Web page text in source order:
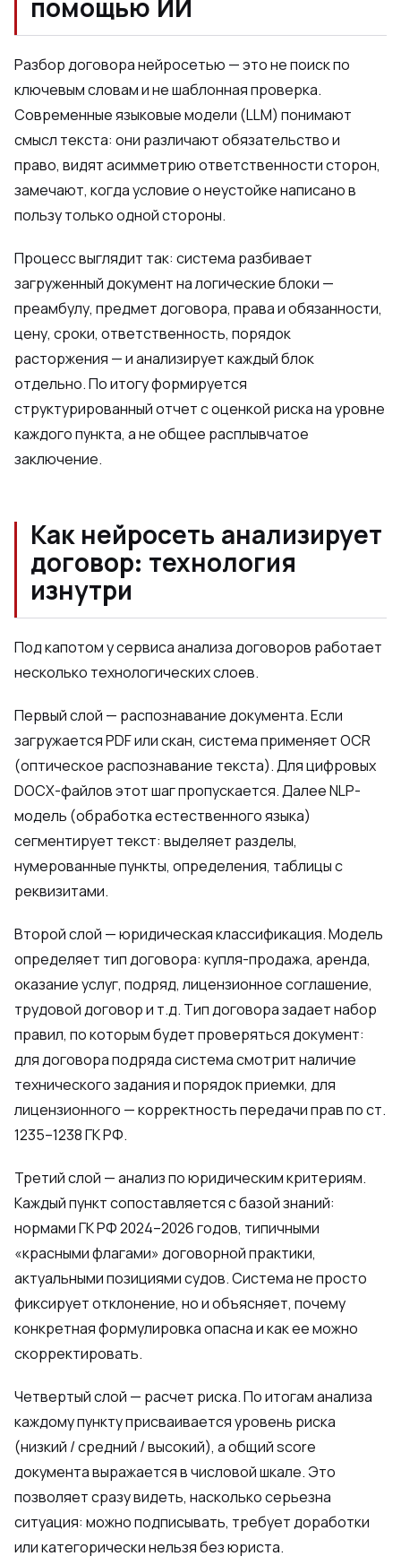
помощью ИИ
Разбор договора нейросетью — это не поиск по
ключевым словам и не шаблонная проверка.
Современные языковые модели (LLM) понимают
смысл текста: они различают обязательство и
право, видят асимметрию ответственности сторон,
замечают, когда условие о неустойке написано в
пользу только одной стороны.
Процесс выглядит так: система разбивает
загруженный документ на логические блоки —
преамбулу, предмет договора, права и обязанности,
цену, сроки, ответственность, порядок
расторжения — и анализирует каждый блок
отдельно. По итогу формируется
структурированный отчет с оценкой риска на уровне
каждого пункта, а не общее расплывчатое
заключение.
Как нейросеть анализирует
договор: технология
изнутри
Под капотом у сервиса анализа договоров работает
несколько технологических слоев.
Первый слой — распознавание документа. Если
загружается PDF или скан, система применяет OCR
(оптическое распознавание текста). Для цифровых
DOCX-файлов этот шаг пропускается. Далее NLP-
модель (обработка естественного языка)
сегментирует текст: выделяет разделы,
нумерованные пункты, определения, таблицы с
реквизитами.
Второй слой — юридическая классификация. Модель
определяет тип договора: купля-продажа, аренда,
оказание услуг, подряд, лицензионное соглашение,
трудовой договор и т.д. Тип договора задает набор
правил, по которым будет проверяться документ:
для договора подряда система смотрит наличие
технического задания и порядок приемки, для
лицензионного — корректность передачи прав по ст.
1235–1238 ГК РФ.
Третий слой — анализ по юридическим критериям.
Каждый пункт сопоставляется с базой знаний:
нормами ГК РФ 2024–2026 годов, типичными
«красными флагами» договорной практики,
актуальными позициями судов. Система не просто
фиксирует отклонение, но и объясняет, почему
конкретная формулировка опасна и как ее можно
скорректировать.
Четвертый слой — расчет риска. По итогам анализа
каждому пункту присваивается уровень риска
(низкий / средний / высокий), а общий score
документа выражается в числовой шкале. Это
позволяет сразу видеть, насколько серьезна
ситуация: можно подписывать, требует доработки
или категорически нельзя без юриста.